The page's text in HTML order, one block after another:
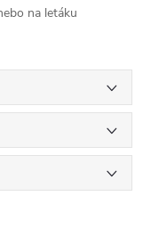
na letáku